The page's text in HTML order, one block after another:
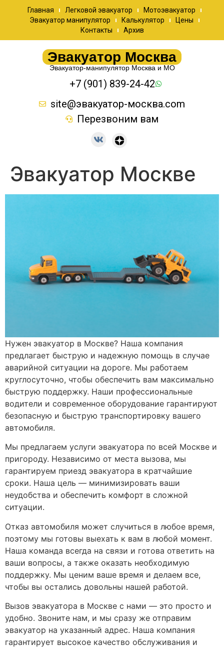
Главная Легковой эвакуатор
Мотоэвакуатор
Эвакуатор манипулятор
Калькулятор
Цены
Контакты
Архив
Эвакуатор Москва
Эвакуатор-манипулятор Москва и МО
+7 (901) 839-24-42
site@эвакуатор-москва.com
Перезвоним вам
Эвакуатор Москве
Нужен эвакуатор в Москве? Наша компания
предлагает быструю и надежную помощь в случае
аварийной ситуации на дороге. Мы работаем
круглосуточно, чтобы обеспечить вам максимально
быструю поддержку. Наши профессиональные
водители и современное оборудование гарантируют
безопасную и быструю транспортировку вашего
автомобиля.
Мы предлагаем услуги эвакуатора по всей Москве и
пригороду. Независимо от места вызова, мы
гарантируем приезд эвакуатора в кратчайшие
сроки. Наша цель — минимизировать ваши
неудобства и обеспечить комфорт в сложной
ситуации.
Отказ автомобиля может случиться в любое время,
поэтому мы готовы выехать к вам в любой момент.
Наша команда всегда на связи и готова ответить на
ваши вопросы, а также оказать необходимую
поддержку. Мы ценим ваше время и делаем все,
чтобы вы остались довольны нашей работой.
Вызов эвакуатора в Москве с нами — это просто и
удобно. Звоните нам, и мы сразу же отправим
эвакуатор на указанный адрес. Наша компания
гарантирует высокое качество обслуживания и